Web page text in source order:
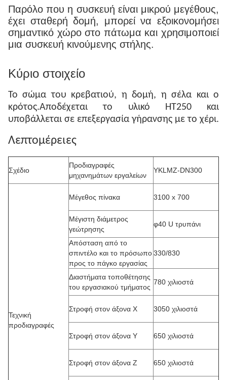
Παρόλο που η συσκευή είναι μικρού μεγέθους,
έχει σταθερή δομή, μπορεί να εξοικονομήσει
σημαντικό χώρο στο πάτωμα και χρησιμοποιεί
μια συσκευή κινούμενης στήλης.
Κύριο στοιχείο
Το σώμα του κρεβατιού, η δομή, η σέλα και ο
κρότος.Αποδέχεται το υλικό HT250 και
υποβάλλεται σε επεξεργασία γήρανσης με το χέρι.
Λεπτομέρειες
Σχέδιο
Προδιαγραφές
μηχανημάτων εργαλείων
ΥΚLMZ-DN300
Τεχνική
προδιαγραφές
Μέγεθος πίνακα 3100 x 700
Μέγιστη διάμετρος
γεώτρησης
φ40 U τρυπάνι
Απόσταση από το
σπιντέλο και το πρόσωπο
προς το πάγκο εργασίας
330/830
Διαστήματα τοποθέτησης
του εργασιακού τμήματος
780 χιλιοστά
Στροφή στον άξονα Χ 3050 χιλιοστά
Στροφή στον άξονα Y 650 χιλιοστά
Στροφή στον άξονα Z 650 χιλιοστά